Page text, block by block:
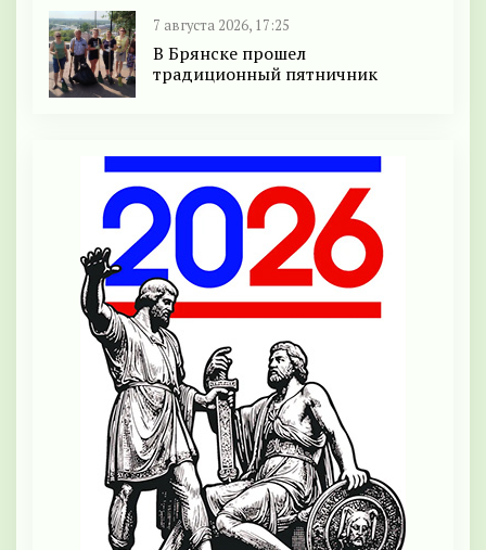
7 августа 2026, 17:25
В Брянске прошел
традиционный пятничник